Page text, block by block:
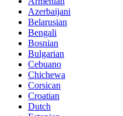
Azerbaijani
Belarusian
Bengali
Bosnian
Bulgarian
Cebuano
Chichewa
Corsican
Croatian
Dutch